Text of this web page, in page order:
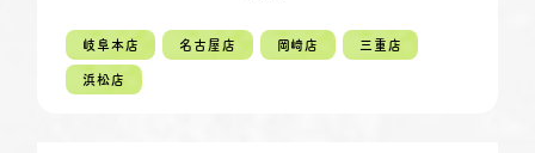
デザイン事例
お店を探す
岐阜本店 名古屋店 岡崎店 三重店
浜松店三重店